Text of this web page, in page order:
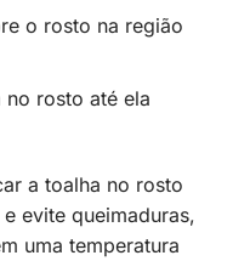
o rosto na região
no rosto até ela
a toalha no rosto
evite queimaduras,
uma temperatura